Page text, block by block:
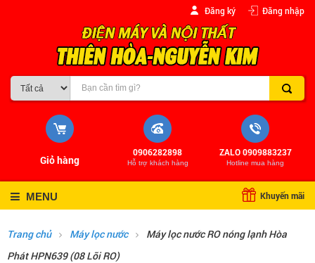
Đăng ký Đăng nhập
ZALO 0909883237
Hotline mua hàng
0906282898
Hỗ trợ khách hàng
Giỏ hàng
Khuyến mãi
MENU
Trang chủ Máy lọc nước
Máy lọc nước RO nóng lạnh Hòa
Phát HPN639 (08 Lõi RO)